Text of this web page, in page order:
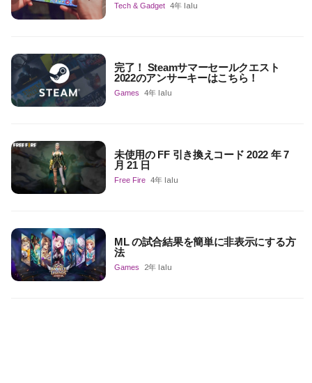
Tech & Gadget 4年 lalu
完了！ Steamサマーセールクエスト
2022のアンサーキーはこちら！
Games 4年 lalu
未使用の FF 引き換えコード 2022 年 7
月 21 日
Free Fire 4年 lalu
ML の試合結果を簡単に非表示にする方
法
Games 2年 lalu